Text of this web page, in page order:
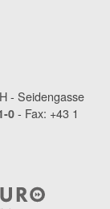
- Seidengasse
0 - Fax: +43 1